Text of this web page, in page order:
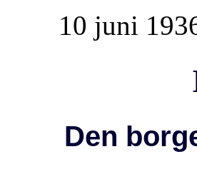
10 juni
Den